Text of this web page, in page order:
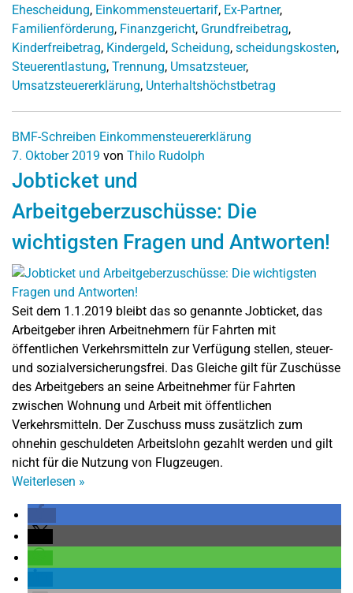
Ehescheidung, Einkommensteuertarif, Ex-Partner,
Familienförderung, Finanzgericht, Grundfreibetrag,
Kinderfreibetrag, Kindergeld, Scheidung, scheidungskosten,
Steuerentlastung, Trennung, Umsatzsteuer,
Umsatzsteuererklärung, Unterhaltshöchstbetrag
BMF-Schreiben Einkommensteuererklärung
7. Oktober 2019 von Thilo Rudolph
Jobticket und
Arbeitgeberzuschüsse: Die
wichtigsten Fragen und Antworten!
Seit dem 1.1.2019 bleibt das so genannte Jobticket, das
Arbeitgeber ihren Arbeitnehmern für Fahrten mit
öffentlichen Verkehrsmitteln zur Verfügung stellen, steuer-
und sozialversicherungsfrei. Das Gleiche gilt für Zuschüsse
des Arbeitgebers an seine Arbeitnehmer für Fahrten
zwischen Wohnung und Arbeit mit öffentlichen
Verkehrsmitteln. Der Zuschuss muss zusätzlich zum
ohnehin geschuldeten Arbeitslohn gezahlt werden und gilt
nicht für die Nutzung von Flugzeugen.
Weiterlesen »